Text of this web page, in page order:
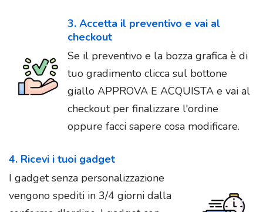
3. Accetta il preventivo e vai al
checkout
Se il preventivo e la bozza grafica è di
tuo gradimento clicca sul bottone
giallo APPROVA E ACQUISTA e vai al
checkout per finalizzare l'ordine
oppure facci sapere cosa modificare.
4. Ricevi i tuoi gadget
I gadget senza personalizzazione
vengono spediti in 3/4 giorni dalla